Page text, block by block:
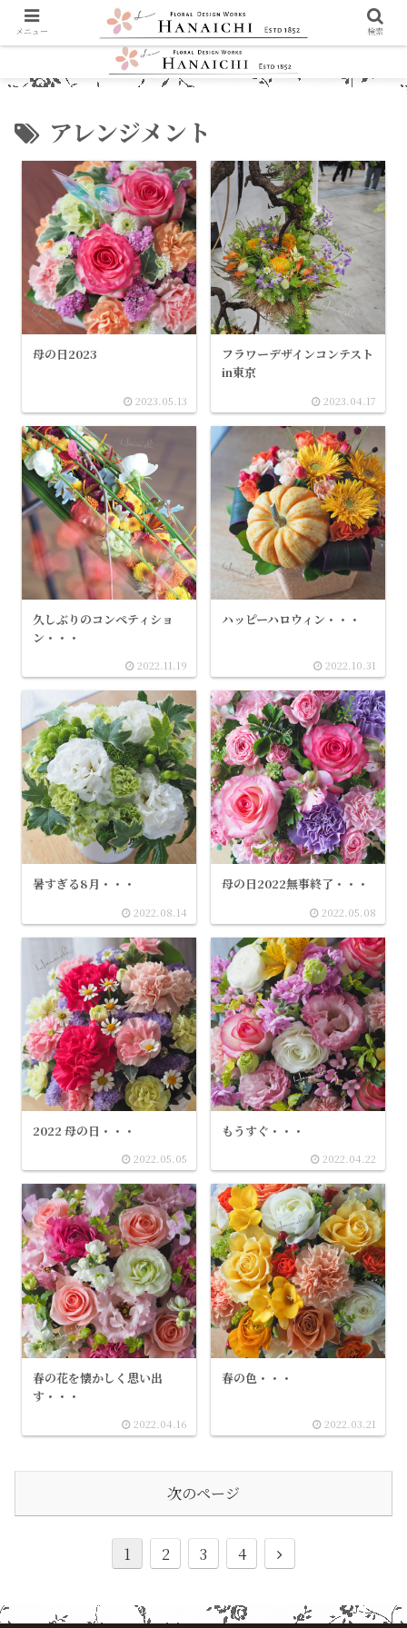
アレンジメント
母の日2023
2023.05.13
フラワーデザインコンテスト
in東京
2023.04.17
久しぶりのコンペティショ
ン・・・
2022.11.19
ハッピーハロウィン・・・
2022.10.31
暑すぎる8月・・・
2022.08.14
母の日2022無事終了・・・
2022.05.08
2022 母の日・・・
2022.05.05
もうすぐ・・・
2022.04.22
春の花を懐かしく思い出
す・・・
2022.04.16
春の色・・・
2022.03.21
次のページ
1 2 3 4
メニュー 検索